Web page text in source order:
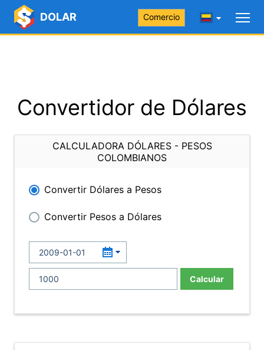
DOLAR Comercio
Convertidor de Dólares
CALCULADORA DÓLARES - PESOS
COLOMBIANOS
Convertir Dólares a Pesos
Convertir Pesos a Dólares
Calcular